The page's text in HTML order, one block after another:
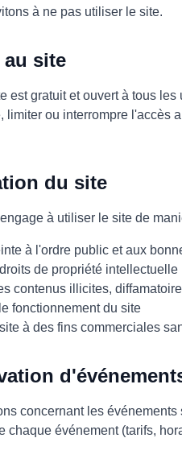
à ne pas utiliser le site.
au site
est gratuit et ouvert à tous
limiter ou interrompre l'accès
du site
à utiliser le site de
à l'ordre public et aux
de propriété intellectuelle
contenus illicites,
fonctionnement du site
à des fins commerciales
concernant les
chaque événement (tarifs,